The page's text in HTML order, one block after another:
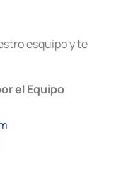
esquipo y te
el Equipo